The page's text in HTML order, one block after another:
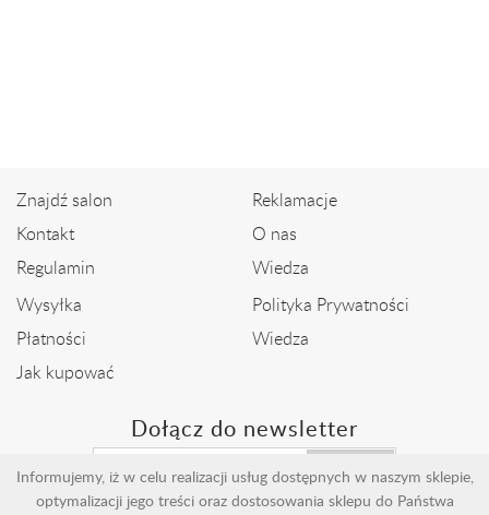
Znajdź salon
Kontakt
Regulamin
Reklamacje
O nas
Wiedza
Wysyłka
Płatności
Jak kupować
Polityka Prywatności
Wiedza
Dołącz do newsletter
Wyślij
Informujemy, iż w celu realizacji usług dostępnych w naszym sklepie,
optymalizacji jego treści oraz dostosowania sklepu do Państwa